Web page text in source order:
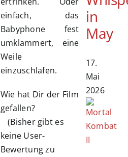
einfach, das
Babyphone fest
umklammert, eine
Weile
einzuschlafen.
Wie hat Dir der Film
gefallen?
(Bisher gibt es
keine User-
Bewertung zu
in
May
17.
Mai
2026